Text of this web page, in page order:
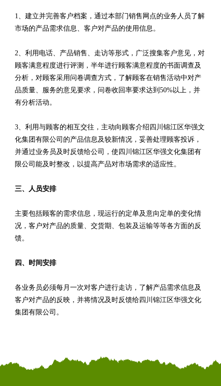
1、建立并完善客户档案，通过本部门销售网点的业务人员了解
市场的产品需求信息、客户对产品的使用信息。
2、利用电话、产品销售、走访等形式，广泛搜集客户意见，对
顾客满意程度进行评测，半年进行顾客满意程度的书面调查及
分析，对顾客采用问卷调查方式，了解顾客在销售活动中对产
品质量、服务的意见要求，问卷收回率要求达到50%以上，并
有分析活动。
3、利用与顾客的相互交往，主动向顾客介绍四川锦江区华强文
化集团有限公司的产品信息及较新情况，妥善处理顾客投诉，
并通过业务员及时反馈给公司，使四川锦江区华强文化集团有
限公司能及时整改，以提高产品对市场需求的适应性。
三、人员安排
主要包括顾客的需求信息，现运行的定单及意向定单的变化情
况，客户对产品的质量、交货期、包装及运输等等各方面的反
馈。
四、时间安排
各业务员必须每月一次对客户进行走访，了解产品需求信息及
客户对产品的反映，并将情况及时反馈给四川锦江区华强文化
集团有限公司。